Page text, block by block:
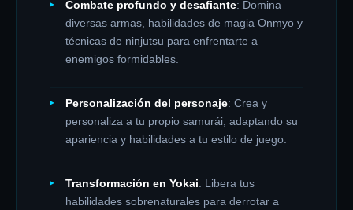
Combate profundo y desafiante: Domina
diversas armas, habilidades de magia Onmyo y
técnicas de ninjutsu para enfrentarte a
enemigos formidables.
Personalización del personaje: Crea y
personaliza a tu propio samurái, adaptando su
apariencia y habilidades a tu estilo de juego.
Transformación en Yokai: Libera tus
habilidades sobrenaturales para derrotar a